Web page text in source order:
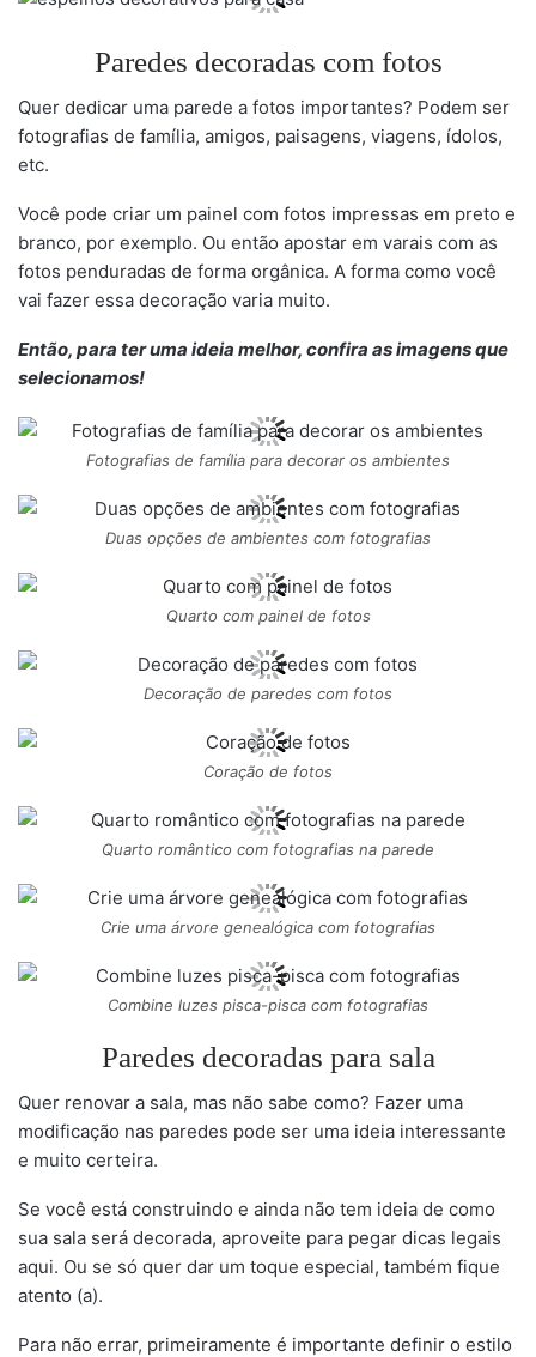
Paredes decoradas com fotos
Quer dedicar uma parede a fotos importantes? Podem ser
fotografias de família, amigos, paisagens, viagens, ídolos,
etc.
Você pode criar um painel com fotos impressas em preto e
branco, por exemplo. Ou então apostar em varais com as
fotos penduradas de forma orgânica. A forma como você
vai fazer essa decoração varia muito.
Então, para ter uma ideia melhor, confira as imagens que
selecionamos!
Fotografias de família para decorar os ambientes
Duas opções de ambientes com fotografias
Quarto com painel de fotos
Decoração de paredes com fotos
Coração de fotos
Quarto romântico com fotografias na parede
Crie uma árvore genealógica com fotografias
Combine luzes pisca-pisca com fotografias
Paredes decoradas para sala
Quer renovar a sala, mas não sabe como? Fazer uma
modificação nas paredes pode ser uma ideia interessante
e muito certeira.
Se você está construindo e ainda não tem ideia de como
sua sala será decorada, aproveite para pegar dicas legais
aqui. Ou se só quer dar um toque especial, também fique
atento (a).
Para não errar, primeiramente é importante definir o estilo